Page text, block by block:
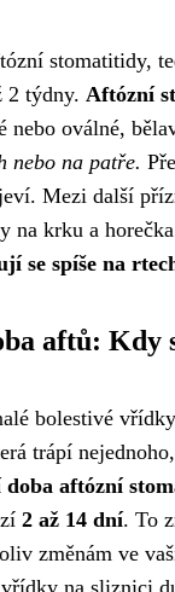
stomatitidy,
2 týdny. Aftózní
oválné,
nebo na patře.
Mezi další
na krku a
se spíše na
aftů: Kdy
bolestivé
trápí
aftózní
2 až 14 dní. To
změnám ve
na sliznici